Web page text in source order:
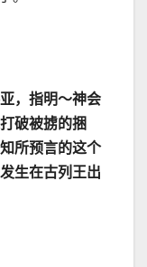
，指明～神会
破被掳的捆
所预言的这个
生在古列王出